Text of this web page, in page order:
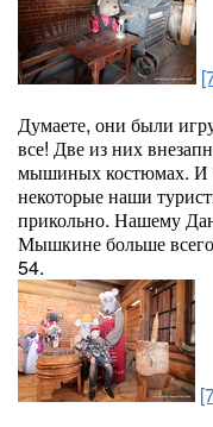
Думаете, они были
все! Две из них
мышиных костюмах. И
некоторые наши
прикольно. Нашему
Мышкине больше
54.